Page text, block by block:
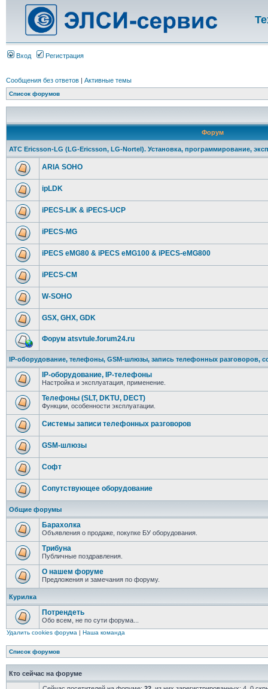
Вход Регистрация
Сообщения без ответов | Активные темы
Список форумов
Форум
АТС Ericsson-LG (LG-Ericsson, LG-Nortel). Установка, программирование,
ARIA SOHO
ipLDK
iPECS-LIK & iPECS-UCP
iPECS-MG
iPECS eMG80 & iPECS eMG100 & iPECS-eMG800
iPECS-CM
W-SOHO
GSX, GHX, GDK
Форум atsvtule.forum24.ru
IP-оборудование, телефоны, GSM-шлюзы, запись телефонных разговоров,
IP-оборудование, IP-телефоны
Настройка и эксплуатация, применение.
Телефоны (SLT, DKTU, DECT)
Функции, особенности эксплуатации.
Системы записи телефонных разговоров
GSM-шлюзы
Софт
Сопутствующее оборудование
Общие форумы
Барахолка
Объявления о продаже, покупке БУ оборудования.
Трибуна
Публичные поздравления.
О нашем форуме
Предложения и замечания по форуму.
Курилка
Потрендеть
Обо всем, не по сути форума...
Удалить cookies форума | Наша команда
Список форумов
Кто сейчас на форуме